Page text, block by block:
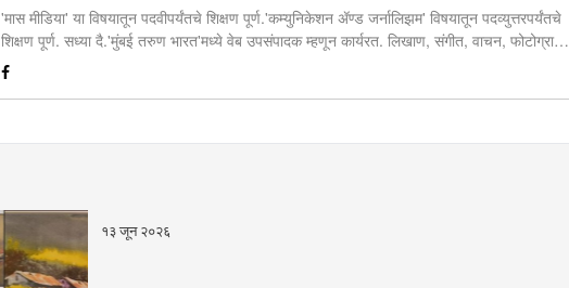
'मास मीडिया' या विषयातून पदवीपर्यंतचे शिक्षण पूर्ण.'कम्युनिकेशन ॲण्ड जर्नालिझम' विषयातून पदव्युत्तरपर्यंतचे
शिक्षण पूर्ण. सध्या दै.'मुंबई तरुण भारत'मध्ये वेब उपसंपादक म्हणून कार्यरत. लिखाण, संगीत, वाचन, फोटोग्राफी,
इ.ची आवड.लिवोग्राफी भाषाशैलीत विशेष प्रावीण्य.बालपणापासून रा.स्व.संघाचा स्वयंसेवक
१३ जून २०२६